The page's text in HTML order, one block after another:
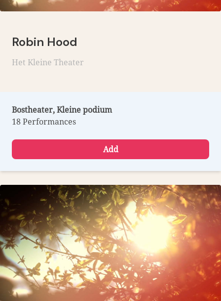
Robin Hood
Het Kleine Theater
Bostheater, Kleine podium
18 Performances
Add